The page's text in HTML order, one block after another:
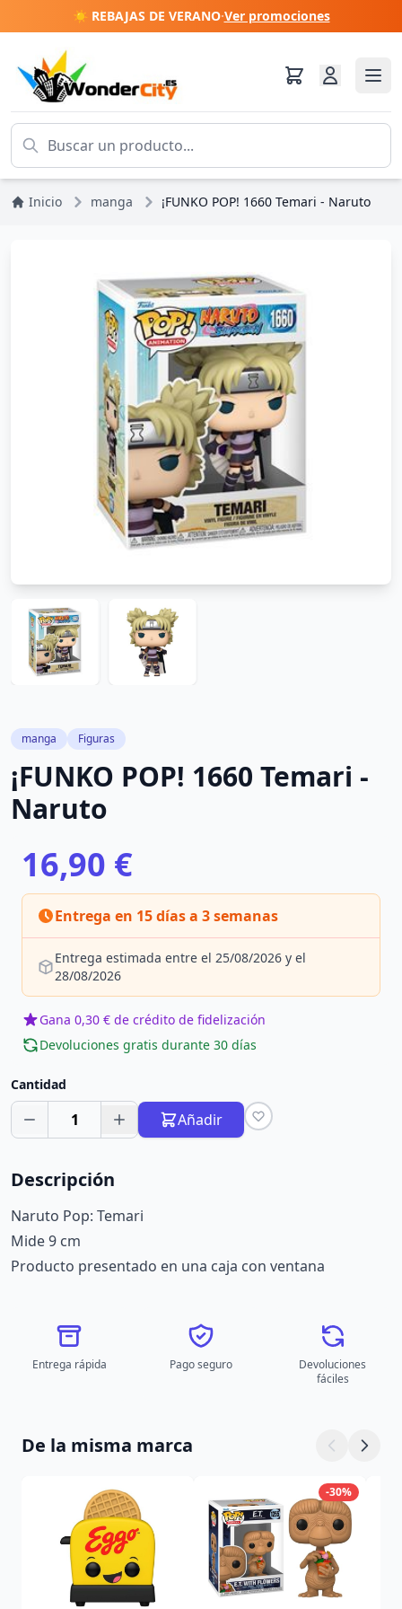
☀️ REBAJAS DE VERANO·Ver promociones
Inicio manga ¡FUNKO POP! 1660 Temari - Naruto
manga Figuras
¡FUNKO POP! 1660 Temari -
Naruto
16,90 €
Entrega en 15 días a 3 semanas
Entrega estimada entre el 25/08/2026 y el
28/08/2026
Gana 0,30 € de crédito de fidelización
Devoluciones gratis durante 30 días
Cantidad
1 Añadir
Descripción
Naruto Pop: Temari
Mide 9 cm
Producto presentado en una caja con ventana
Entrega rápida Pago seguro
Devoluciones
fáciles
De la misma marca
-30%